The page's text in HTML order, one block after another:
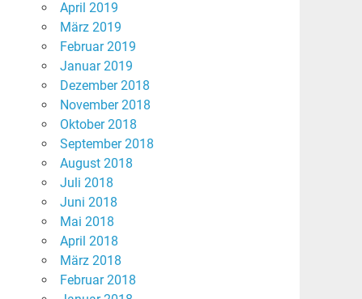
April 2019
März 2019
Februar 2019
Januar 2019
Dezember 2018
November 2018
Oktober 2018
September 2018
August 2018
Juli 2018
Juni 2018
Mai 2018
April 2018
März 2018
Februar 2018